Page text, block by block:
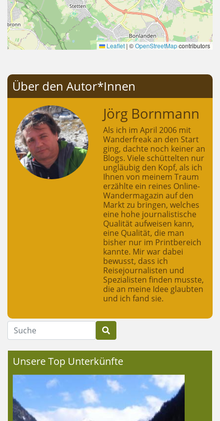
Leaflet | ©OpenStreetMapcontributors
Über den Autor*Innen
Jörg Bornmann
Als ich im April 2006 mit
Wanderfreak an den Start
ging, dachte noch keiner an
Blogs. Viele schüttelten nur
ungläubig den Kopf, als ich
Ihnen von meinem Traum
erzählte ein reines Online-
Wandermagazin auf den
Markt zu bringen, welches
eine hohe journalistische
Qualität aufweisen kann,
eine Qualität, die man
bisher nur im Printbereich
kannte. Mir war dabei
bewusst, dass ich
Reisejournalisten und
Spezialisten finden musste,
die an meine Idee glaubten
und ich fand sie.
Suche
Unsere Top Unterkünfte